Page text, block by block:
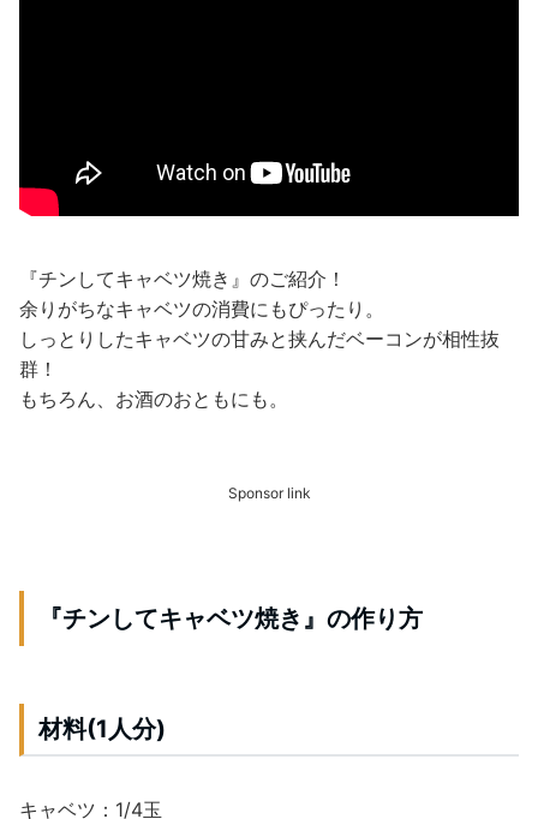
『チンしてキャベツ焼き』のご紹介！
余りがちなキャベツの消費にもぴったり。
しっとりしたキャベツの甘みと挟んだベーコンが相性抜
群！
もちろん、お酒のおともにも。
Sponsor link
『チンしてキャベツ焼き』の作り方
材料(1人分)
キャベツ：1/4玉